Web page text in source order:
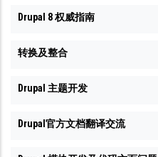
Drupal 8 权威指南
转换及整合
Drupal 主题开发
Drupal官方文档翻译交流